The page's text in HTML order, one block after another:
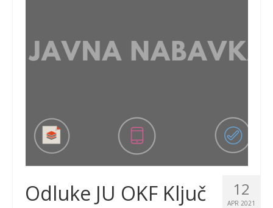
12
APR 2021
Odluke JU OKF Ključ